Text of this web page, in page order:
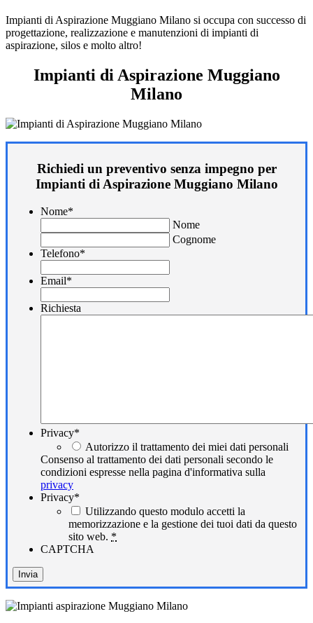
Impianti di Aspirazione Muggiano Milano si occupa con successo di
progettazione, realizzazione e manutenzioni di impianti di
aspirazione, silos e molto altro!
Impianti di Aspirazione Muggiano
Milano
Richiedi un preventivo senza impegno per
Impianti di Aspirazione Muggiano Milano
Nome*
Nome
Cognome
Telefono*
Email*
Richiesta
Privacy*
Autorizzo il trattamento dei miei dati personali
Consenso al trattamento dei dati personali secondo le
condizioni espresse nella pagina d'informativa sulla
privacy
Privacy*
Utilizzando questo modulo accetti la
memorizzazione e la gestione dei tuoi dati da questo
sito web. *
CAPTCHA